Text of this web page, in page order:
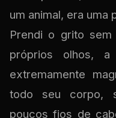
um animal, era uma
Prendi o grito
próprios olhos, a
extremamente
todo seu corpo,
poucos fios de